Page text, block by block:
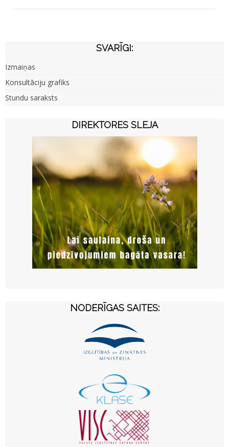
SVARĪGI:
Izmaiņas
Konsultāciju grafiks
Stundu saraksts
DIREKTORES SLEJA
NODERĪGAS SAITES: